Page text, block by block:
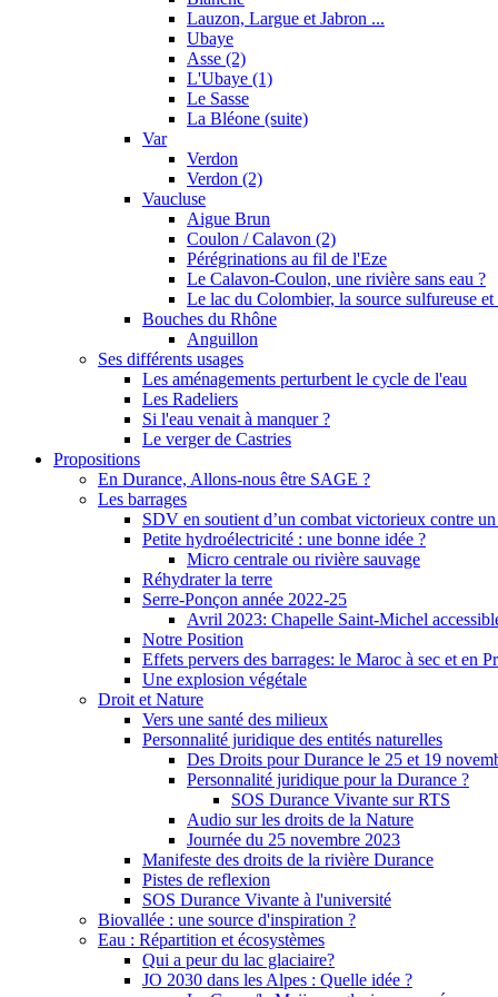
Lauzon, Largue et Jabron ...
Ubaye
Asse (2)
L'Ubaye (1)
Le Sasse
La Bléone (suite)
Var
Verdon
Verdon (2)
Vaucluse
Aigue Brun
Coulon / Calavon (2)
Pérégrinations au fil de l'Eze
Le Calavon-Coulon, une rivière sans eau ?
Le lac du Colombier, la source sulfureuse
Bouches du Rhône
Anguillon
Ses différents usages
Les aménagements perturbent le cycle de l'eau
Les Radeliers
Si l'eau venait à manquer ?
Le verger de Castries
Propositions
En Durance, Allons-nous être SAGE ?
Les barrages
SDV en soutient d’un combat victorieux contre un
Petite hydroélectricité : une bonne idée ?
Micro centrale ou rivière sauvage
Réhydrater la terre
Serre-Ponçon année 2022-25
Avril 2023: Chapelle Saint-Michel
Notre Position
Effets pervers des barrages: le Maroc à sec et en
Une explosion végétale
Droit et Nature
Vers une santé des milieux
Personnalité juridique des entités naturelles
Des Droits pour Durance le 25 et 19
Personnalité juridique pour la Durance ?
SOS Durance Vivante sur RTS
Audio sur les droits de la Nature
Journée du 25 novembre 2023
Manifeste des droits de la rivière Durance
Pistes de reflexion
SOS Durance Vivante à l'université
Biovallée : une source d'inspiration ?
Eau : Répartition et écosystèmes
Qui a peur du lac glaciaire?
JO 2030 dans les Alpes : Quelle idée ?